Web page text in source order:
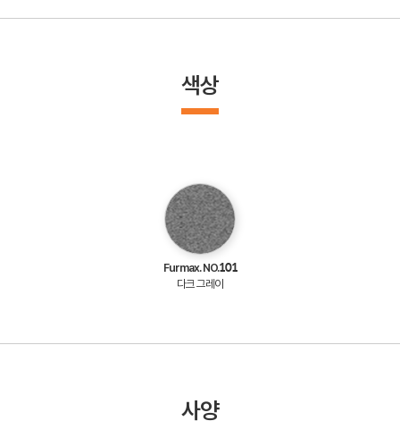
색상
Furmax. NO.101
다크 그레이
사양